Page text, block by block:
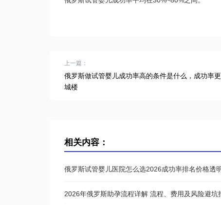
上一篇：
俄罗斯做试管婴儿成功率高的条件是什么，成功率
城楼
相关内容：
俄罗斯试管婴儿医院怎么选2026成功率排名价格透
2026年俄罗斯助孕流程详解 流程、费用及风险避坑